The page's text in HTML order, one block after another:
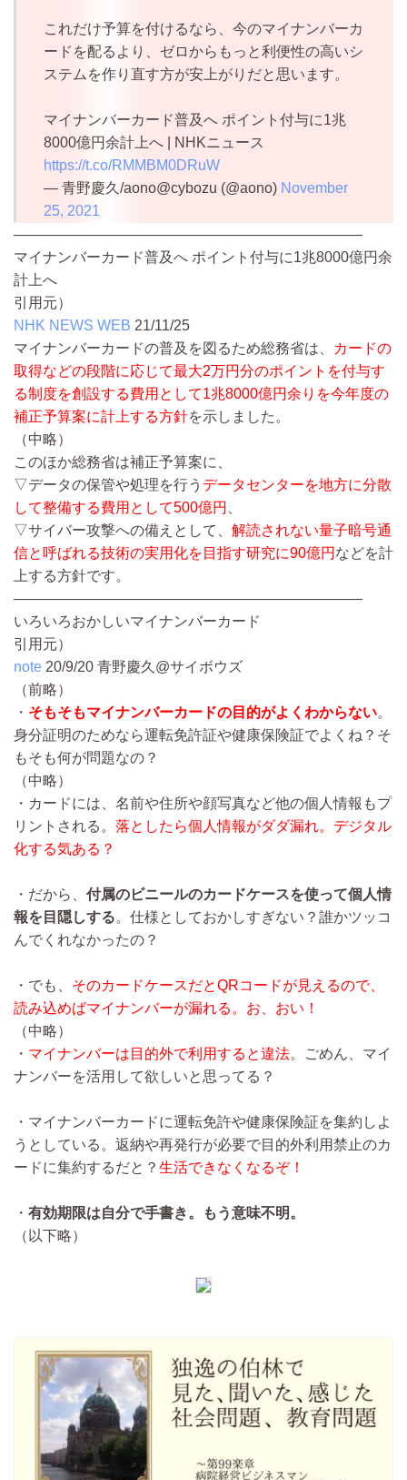
これだけ予算を付けるなら、今のマイナンバーカ
ードを配るより、ゼロからもっと利便性の高いシ
ステムを作り直す方が安上がりだと思います。
マイナンバーカード普及へ ポイント付与に1兆
8000億円余計上へ | NHKニュース
https://t.co/RMMBM0DRuW
— 青野慶久/aono@cybozu (@aono) November
25, 2021
————————————————————————
マイナンバーカード普及へ ポイント付与に1兆8000億円余
計上へ
引用元）
NHK NEWS WEB 21/11/25
マイナンバーカードの普及を図るため総務省は、
カードの
取得などの段階に応じて最大2万円分のポイントを付与す
る制度を創設する費用として1兆8000億円余りを今年度の
補正予算案に計上する方針を示しました。
（中略）
このほか総務省は補正予算案に、
▽データの保管や処理を行う データセンターを地方に分散
して整備する費用として500億円
▽サイバー攻撃への備えとして、 解読されない量子暗号通
信と呼ばれる技術の実用化を目指す研究に90億円 などを計
上する方針です。
————————————————————————
いろいろおかしいマイナンバーカード
引用元）
note 20/9/20 青野慶久@サイボウズ
（前略）
・ そもそもマイナンバーカードの目的がよくわからない。
身分証明のためなら運転免許証や健康保険証でよくね？そ
もそも何が問題なの？
（中略）
・カードには、名前や住所や顔写真など他の個人情報もプ
リントされる。 落としたら個人情報がダダ漏れ。デジタル
化する気ある？
・だから、 付属のビニールのカードケースを使って個人情
報を目隠しする。仕様としておかしすぎない？誰かツッコ
んでくれなかったの？
・でも、 そのカードケースだとQRコードが見えるので、
読み込めばマイナンバーが漏れる。お、おい！
（中略）
・ マイナンバーは目的外で利用すると違法。ごめん、マイ
ナンバーを活用して欲しいと思ってる？
・マイナンバーカードに運転免許や健康保険証を集約しよ
うとしている。返納や再発行が必要で目的外利用禁止のカ
ードに集約するだと？ 生活できなくなるぞ！
・ 有効期限は自分で手書き。もう意味不明。
（以下略）